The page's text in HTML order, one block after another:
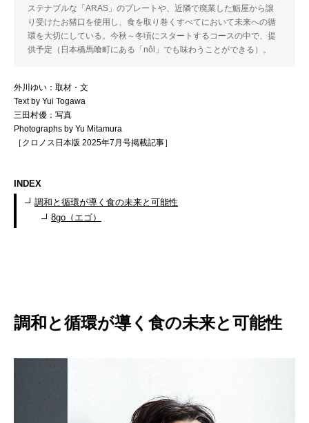
ステナブルな「ARAS」のプレートや、近隣で廃業した鮨屋から譲
り受けたお猪口を使用し、食を取り巻くすべてにおいて未来への循
環を大切にしている。今秋～冬頃にスタートするコースの中で、提
供予定（日本橋馬喰町にある「nôl」でも味わうことができる）。
外川ゆい：取材・文
Text by Yui Togawa
三田村優：写真
Photographs by Yu Mitamura
［クロノス日本版 2025年7月号掲載記事］
INDEX
調和と循環が導く食の未来と可能性
8go（エゴ）
調和と循環が導く食の未来と可能性